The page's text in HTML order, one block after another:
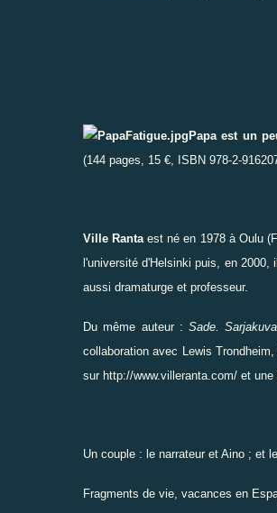
Papa est un
(144 pages, 15 €, ISBN 978-2-
Ville Ranta est né en 1978 à Oulu
l'université d'Helsinki puis, en
aussi dramaturge et professeur.
Du même auteur : Sade.
collaboration avec Lewis Trondheim,
sur http://www.villeranta.com/ et une
Un couple : le narrateur et Aino ; et
Fragments de vie, vacances en